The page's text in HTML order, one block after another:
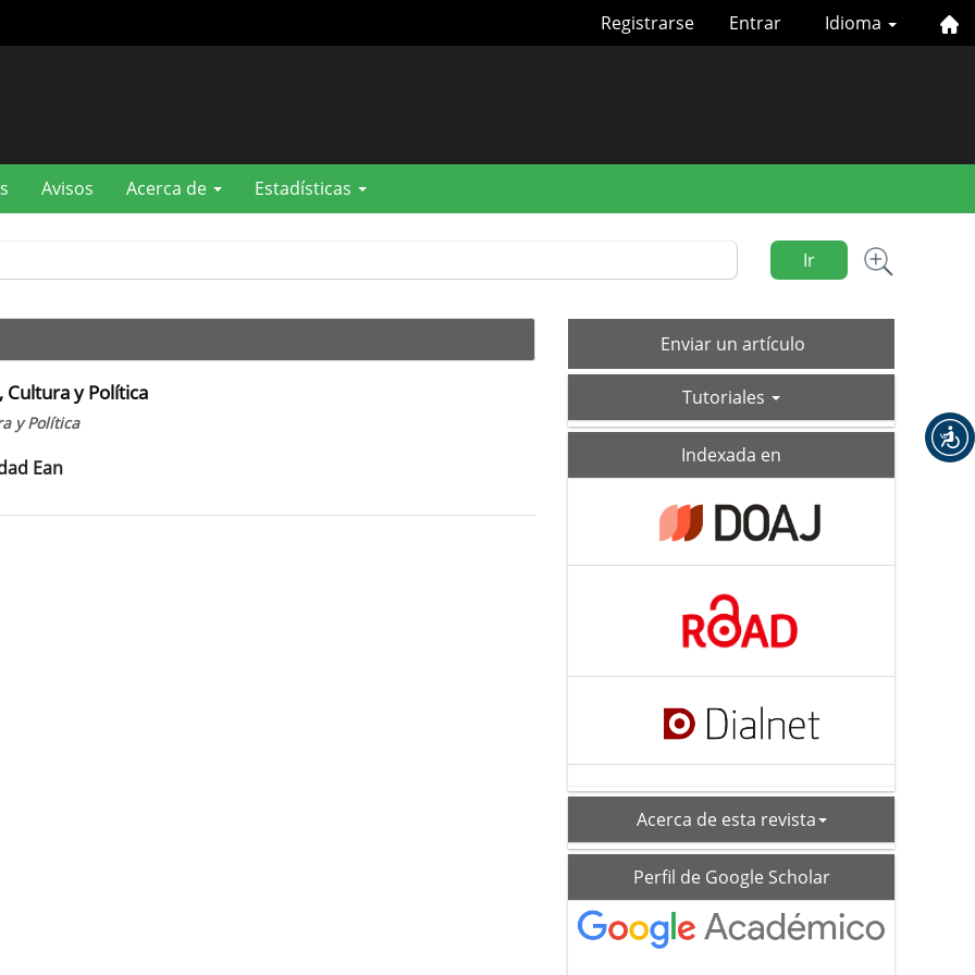
Idioma
Registrarse Entrar
Avisos Acerca de Estadísticas
Ir
Cultura y Política
y Política
Ean
Enviar
un
Enviar un artículo
Tutoriales
Indexada en
Acerca de esta revista
schoolar_profile
Perfil de Google Scholar